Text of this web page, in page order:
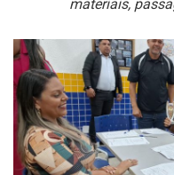
materiais,